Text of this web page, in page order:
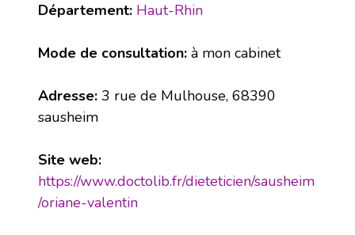
Département: Haut-Rhin
Mode de consultation: à mon cabinet
Adresse: 3 rue de Mulhouse, 68390
sausheim
Site web:
https://www.doctolib.fr/dieteticien/sausheim
/oriane-valentin